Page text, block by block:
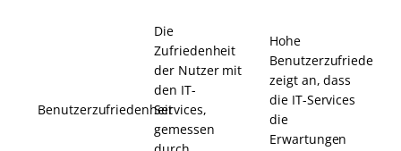
Benutzerzufriedenheit
Die
Zufriedenheit
der Nutzer mit
den IT-
Services,
gemessen
Hohe
zeigt an, dass
die IT-Services
die
Erwartungen